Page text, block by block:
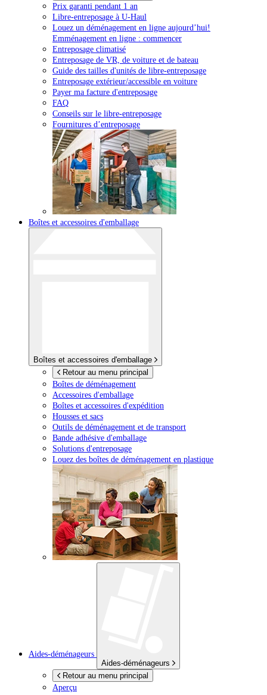
Prix garanti pendant 1 an
Libre-entreposage à U-Haul
Louez un déménagement en ligne aujourd’hui!
Emménagement en ligne : commencer
Entreposage climatisé
Entreposage de VR, de voiture et de bateau
Guide des tailles d'unités de libre-entreposage
Entreposage extérieur/accessible en voiture
Payer ma facture d'entreposage
FAQ
Conseils sur le libre-entreposage
Fournitures d’entreposage
Boîtes et accessoires d'emballage
Boîtes et accessoires d'emballage
Retour au menu principal
Boîtes de déménagement
Accessoires d'emballage
Boîtes et accessoires d'expédition
Housses et sacs
Outils de déménagement et de transport
Bande adhésive d'emballage
Solutions d'entreposage
Louez des boîtes de déménagement en plastique
Aides-déménageurs
Aides-déménageurs
Retour au menu principal
Aperçu